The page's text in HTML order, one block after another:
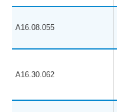
A16.08.055
A16.30.062